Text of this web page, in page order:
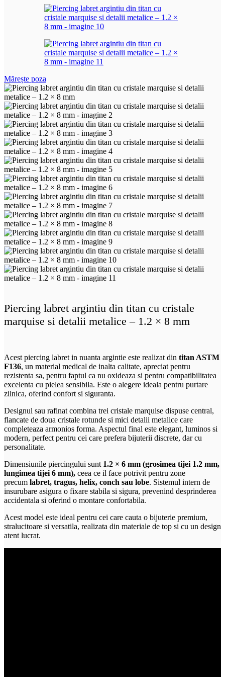
Mărește poza
Piercing labret argintiu din titan cu cristale
marquise si detalii metalice – 1.2 × 8 mm
Acest piercing labret in nuanta argintie este realizat din titan ASTM
F136, un material medical de inalta calitate, apreciat pentru
rezistenta sa, pentru faptul ca nu oxideaza si pentru compatibilitatea
excelenta cu pielea sensibila. Este o alegere ideala pentru purtare
zilnica, oferind confort si siguranta.
Designul sau rafinat combina trei cristale marquise dispuse central,
flancate de doua cristale rotunde si mici detalii metalice care
completeaza armonios forma. Aspectul final este elegant, luminos si
modern, perfect pentru cei care prefera bijuterii discrete, dar cu
personalitate.
Dimensiunile piercingului sunt 1.2 × 6 mm (grosimea tijei 1.2 mm,
lungimea tijei 6 mm), ceea ce il face potrivit pentru zone
precum labret, tragus, helix, conch sau lobe. Sistemul intern de
insurubare asigura o fixare stabila si sigura, prevenind desprinderea
accidentala si oferind o montare confortabila.
Acest model este ideal pentru cei care cauta o bijuterie premium,
stralucitoare si versatila, realizata din materiale de top si cu un design
atent lucrat.